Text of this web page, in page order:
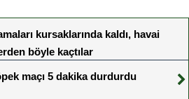
kursaklarında kaldı, havai
böyle kaçtılar
maçı 5 dakika durdurdu